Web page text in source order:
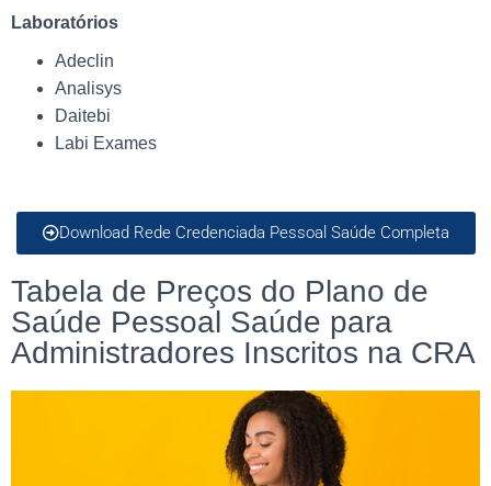
Laboratórios
Adeclin
Analisys
Daitebi
Labi Exames
Download Rede Credenciada Pessoal Saúde Completa
Tabela de Preços do Plano de
Saúde Pessoal Saúde para
Administradores Inscritos na CRA